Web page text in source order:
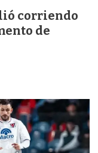
corriendo
de